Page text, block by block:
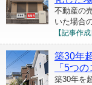
不動産の
いた場合
【記事作成
築30年
「5つ
築30年を